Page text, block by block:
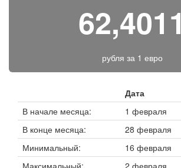
62,4011
рубля за 1 евро
Дата
В начале месяца:
1 февраля
В конце месяца:
28 февраля
Минимальный:
16 февраля
Максимальный:
2 февраля